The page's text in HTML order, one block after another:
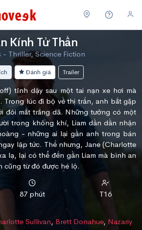
Kính Tử Thần
- Thriller, Science Fiction
Đánh giá Trailer
tỉnh dậy sau một tai nạn xe hơi mà
Trong lúc đi bộ về thị trấn, anh bắt gặp
đôi mắt trắng dã. Những tưởng có một
trong không khí, Liam dần dần nhận
- những ai lại gần anh trong bán
lập tức. Thế nhưng, Jane (Charlotte
lạ, lại có thể đến gần Liam mà bình an
cũng từ đó được hé lộ.
87 phút
T16
Sullivan, Brett Donahue, Nazariy